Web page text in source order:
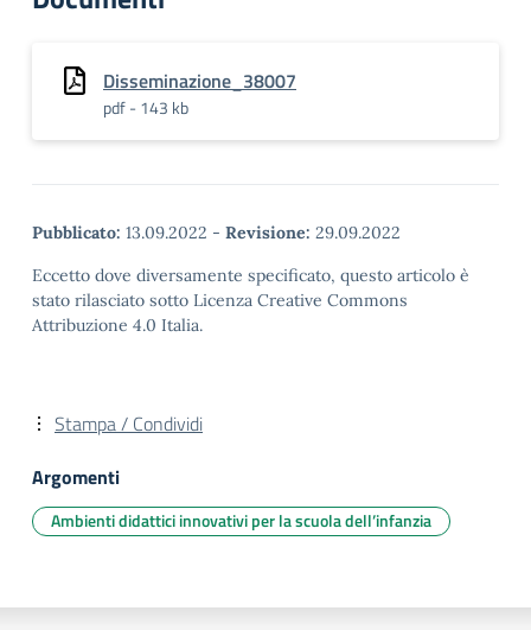
Disseminazione_38007
pdf - 143 kb
Pubblicato: 13.09.2022 - Revisione: 29.09.2022
Eccetto dove diversamente specificato, questo articolo è
stato rilasciato sotto Licenza Creative Commons
Attribuzione 4.0 Italia.
Stampa / Condividi
Argomenti
Ambienti didattici innovativi per la scuola dell’infanzia